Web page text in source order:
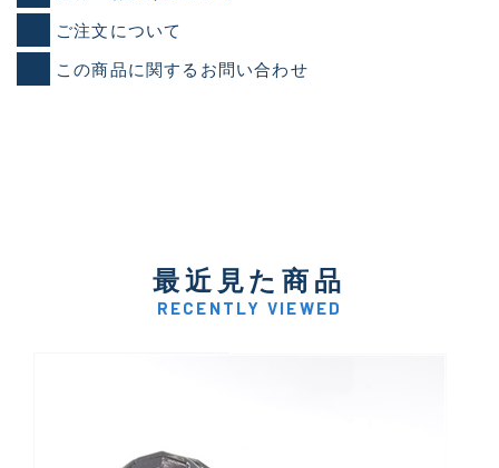
ご注文について
この商品に関するお問い合わせ
最近見た商品
RECENTLY VIEWED